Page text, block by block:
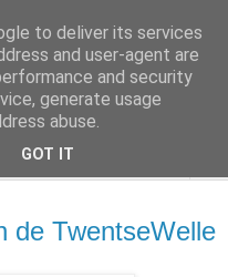
it here.
de TwentseWelle
to deliver its services
and user-agent are
and security
generate usage
abuse.
GOT IT